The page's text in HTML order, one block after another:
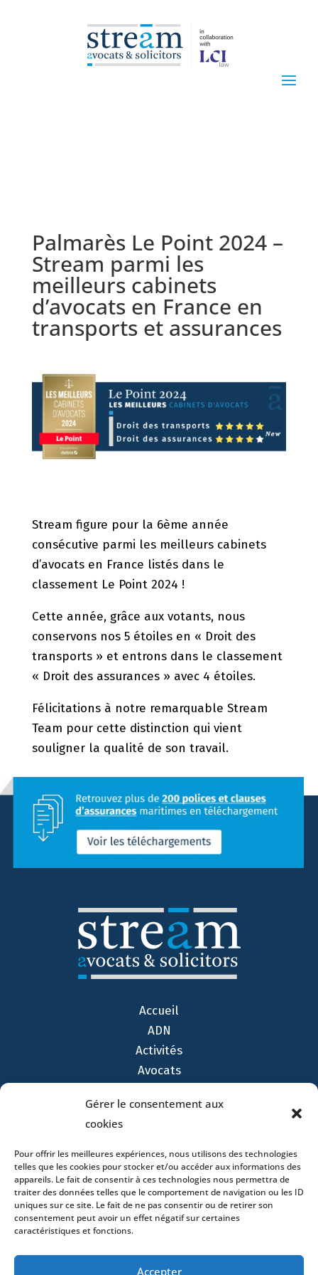
Gérer le consentement aux
cookies
Pour offrir les meilleures expériences, nous utilisons des technologies
telles que les cookies pour stocker et/ou accéder aux informations des
appareils. Le fait de consentir à ces technologies nous permettra de
traiter des données telles que le comportement de navigation ou les ID
uniques sur ce site. Le fait de ne pas consentir ou de retirer son
consentement peut avoir un effet négatif sur certaines
caractéristiques et fonctions.
Accepter
Palmarès Le Point 2024 –
Stream parmi les
meilleurs cabinets
d’avocats en France en
transports et assurances
Stream figure pour la 6ème année
consécutive parmi les meilleurs cabinets
d’avocats en France listés dans le
classement Le Point 2024 !
Cette année, grâce aux votants, nous
conservons nos 5 étoiles en « Droit des
transports » et entrons dans le classement
« Droit des assurances » avec 4 étoiles.
Félicitations à notre remarquable Stream
Team pour cette distinction qui vient
souligner la qualité de son travail.
Accueil
ADN
Activités
Avocats
Avocats
Contact
- 4 square Édouard VII – 75009 Paris – France –
76600 Le Havre – France –
+33 (0)2 35 22 18 88